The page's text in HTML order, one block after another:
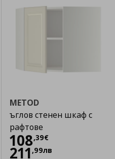
METOD
ъглов стенен шкаф с
рафтове
108,39€
Цена
211 ,99лв